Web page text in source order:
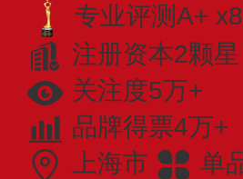
专业评测A+
注册资本2颗星
关注度5万+
品牌得票4万+
上海市
单